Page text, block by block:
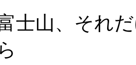
士山、それ